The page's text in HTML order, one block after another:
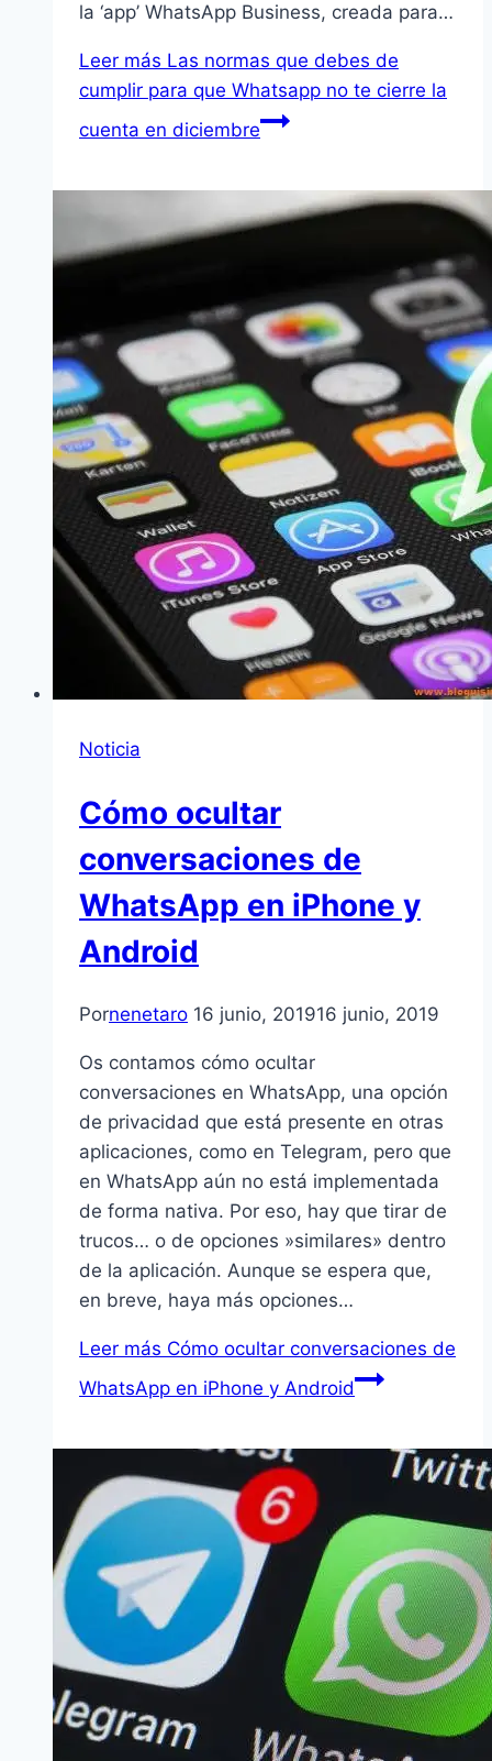
la ‘app’ WhatsApp Business, creada para…
Leer más Las normas que debes de
cumplir para que Whatsapp no te cierre la
cuenta en diciembre
Noticia
Cómo ocultar
conversaciones de
WhatsApp en iPhone y
Android
Pornenetaro 16 junio, 201916 junio, 2019
Os contamos cómo ocultar
conversaciones en WhatsApp, una opción
de privacidad que está presente en otras
aplicaciones, como en Telegram, pero que
en WhatsApp aún no está implementada
de forma nativa. Por eso, hay que tirar de
trucos… o de opciones »similares» dentro
de la aplicación. Aunque se espera que,
en breve, haya más opciones…
Leer más Cómo ocultar conversaciones de
WhatsApp en iPhone y Android